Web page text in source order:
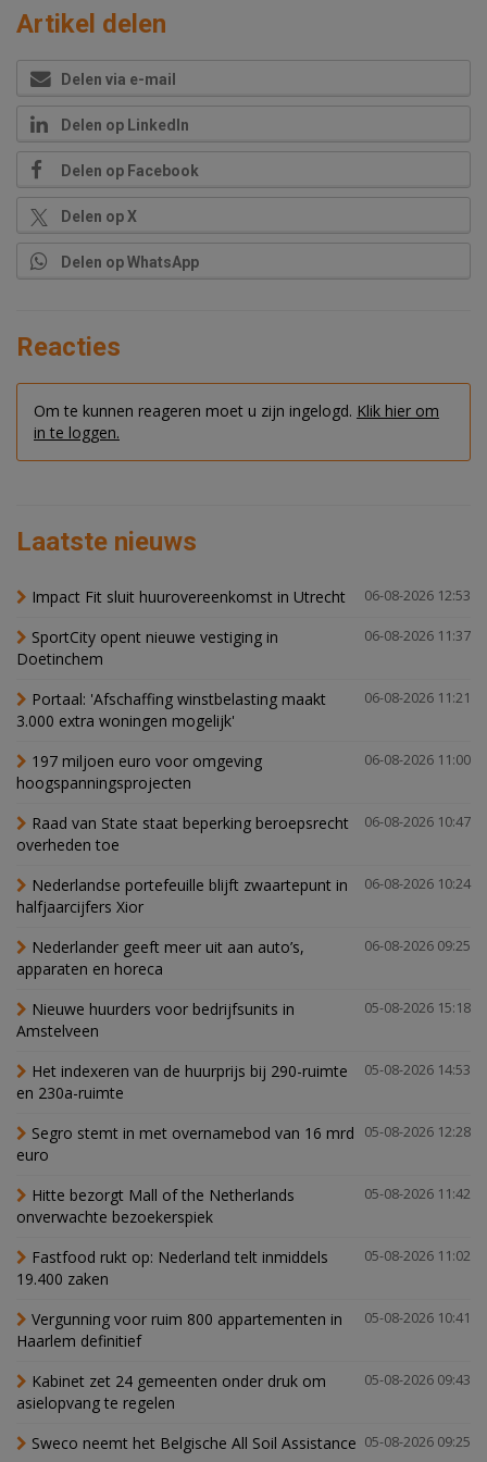
Artikel delen
Delen via e-mail
Delen op LinkedIn
Delen op Facebook
Delen op X
Delen op WhatsApp
Reacties
Om te kunnen reageren moet u zijn ingelogd. Klik hier om
in te loggen.
Laatste nieuws
06-08-2026 12:53
Impact Fit sluit huurovereenkomst in Utrecht
06-08-2026 11:37
SportCity opent nieuwe vestiging in
Doetinchem
06-08-2026 11:21
Portaal: 'Afschaffing winstbelasting maakt
3.000 extra woningen mogelijk'
06-08-2026 11:00
197 miljoen euro voor omgeving
hoogspanningsprojecten
06-08-2026 10:47
Raad van State staat beperking beroepsrecht
overheden toe
06-08-2026 10:24
Nederlandse portefeuille blijft zwaartepunt in
halfjaarcijfers Xior
06-08-2026 09:25
Nederlander geeft meer uit aan auto’s,
apparaten en horeca
05-08-2026 15:18
Nieuwe huurders voor bedrijfsunits in
Amstelveen
05-08-2026 14:53
Het indexeren van de huurprijs bij 290-ruimte
en 230a-ruimte
05-08-2026 12:28
Segro stemt in met overnamebod van 16 mrd
euro
05-08-2026 11:42
Hitte bezorgt Mall of the Netherlands
onverwachte bezoekerspiek
05-08-2026 11:02
Fastfood rukt op: Nederland telt inmiddels
19.400 zaken
05-08-2026 10:41
Vergunning voor ruim 800 appartementen in
Haarlem definitief
05-08-2026 09:43
Kabinet zet 24 gemeenten onder druk om
asielopvang te regelen
05-08-2026 09:25
Sweco neemt het Belgische All Soil Assistance